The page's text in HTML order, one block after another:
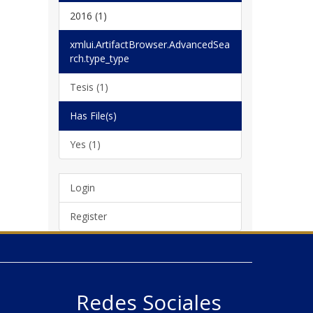
2016 (1)
xmlui.ArtifactBrowser.AdvancedSea
rch.type_type
Tesis (1)
Has File(s)
Yes (1)
Login
Register
Redes Sociales